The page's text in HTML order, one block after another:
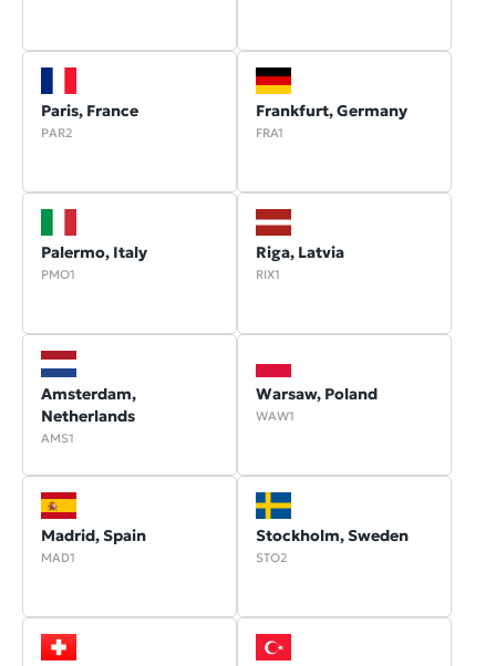
Paris, France
PAR2
Frankfurt, Germany
FRA1
Palermo, Italy
PMO1
Riga, Latvia
RIX1
Amsterdam,
Netherlands
AMS1
Warsaw, Poland
WAW1
Madrid, Spain
MAD1
Stockholm, Sweden
STO2